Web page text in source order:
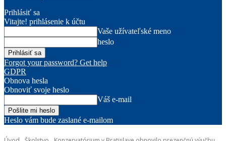
Prihlásiť sa
Vitajte! prihlásenie k účtu
Vaše užívateľské meno
heslo
Forgot your password? Get help
GDPR
Obnova hesla
Obnoviť svoje heslo
Váš e-mail
Heslo vám bude zaslané e-mailom